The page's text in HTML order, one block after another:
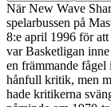
När New Wave
spelarbussen på
8:e april 1996 för
var Basketligan
en främmande
hånfull kritik, men
hade kritikerna